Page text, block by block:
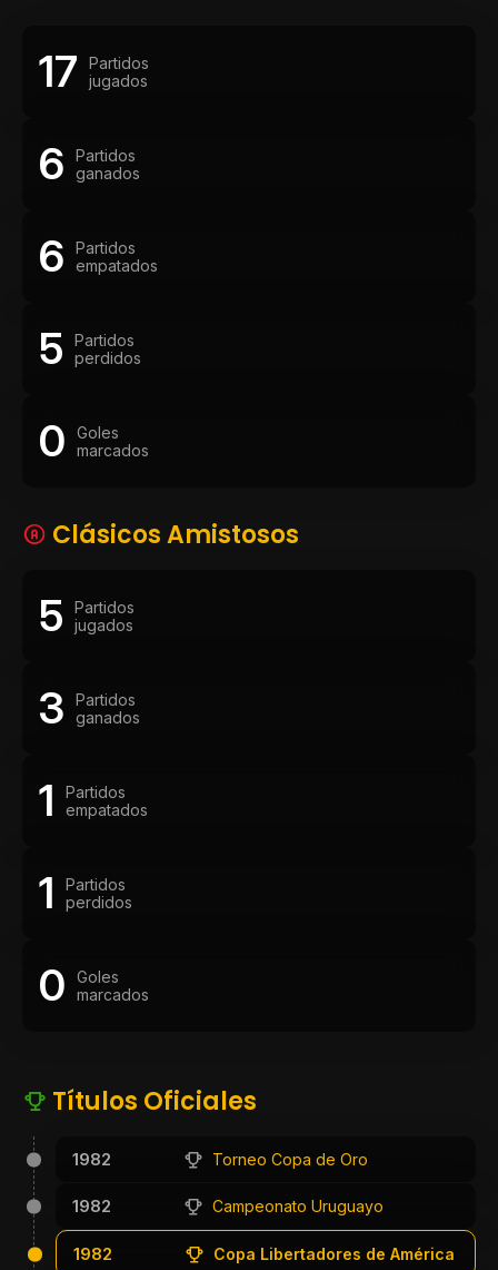
17
Partidos
jugados
6
Partidos
ganados
6
Partidos
empatados
5
Partidos
perdidos
0
Goles
marcados
Clásicos Amistosos
5
Partidos
jugados
3
Partidos
ganados
1
Partidos
empatados
1
Partidos
perdidos
0
Goles
marcados
Títulos Oficiales
1982 Torneo Copa de Oro
1982 Campeonato Uruguayo
1982 Copa Libertadores de América